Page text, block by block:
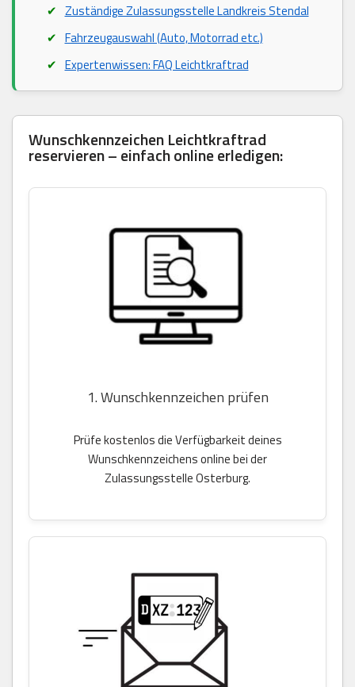
Zuständige Zulassungsstelle Landkreis Stendal
Fahrzeugauswahl (Auto, Motorrad etc.)
Expertenwissen: FAQ Leichtkraftrad
Wunschkennzeichen Leichtkraftrad
reservieren – einfach online erledigen:
1. Wunschkennzeichen prüfen
Prüfe kostenlos die Verfügbarkeit deines
Wunschkennzeichens online bei der
Zulassungsstelle Osterburg.